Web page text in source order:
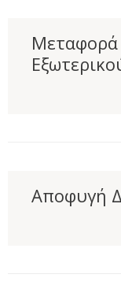
Μεταφορά
Αποφυγή